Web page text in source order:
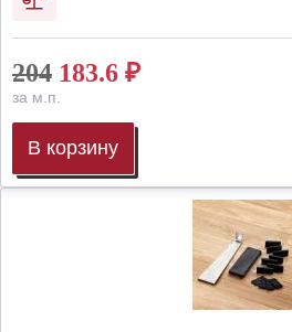
204 183.6 ₽
за м.п.
В корзину